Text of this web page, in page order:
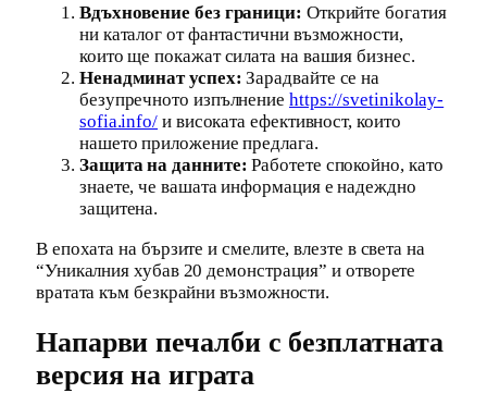
Вдъхновение без граници: Открийте богатия
ни каталог от фантастични възможности,
които ще покажат силата на вашия бизнес.
Ненадминат успех: Зарадвайте се на
безупречното изпълнение https://svetinikolay-
sofia.info/ и високата ефективност, които
нашето приложение предлага.
Защита на данните: Работете спокойно, като
знаете, че вашата информация е надеждно
защитена.
В епохата на бързите и смелите, влезте в света на
“Уникалния хубав 20 демонстрация” и отворете
вратата към безкрайни възможности.
Напарви печалби с безплатната
версия на играта